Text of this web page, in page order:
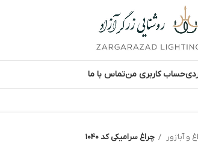
حساب کاربری منتماس با ما
و آباژور چراغ سرامیکی کد 1040